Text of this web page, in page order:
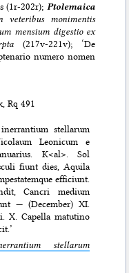
(1r-202r); Ptolemaica
veteribus monimentis
mensium digestio ex
(217v-221v); ‘De
numero nomen
Rq 491
stellarum
Leonicum e
K<al>. Sol
fiunt dies, Aquila
efficiunt.
Cancri medium
— (December) XI.
X. Capella matutino
stellarum